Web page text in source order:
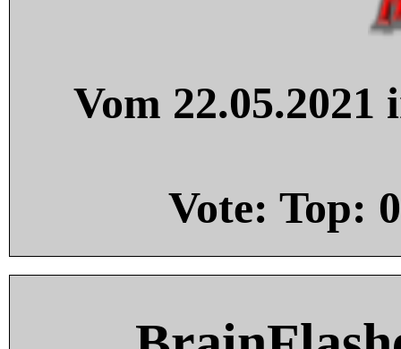
Vom
Vote: Top: 0